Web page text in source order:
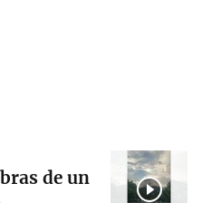
de un